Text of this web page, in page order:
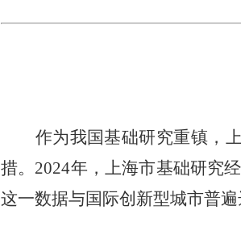
作为我国基础研究重镇，
措。2024年，上海市基础研究
这一数据与国际创新型城市普